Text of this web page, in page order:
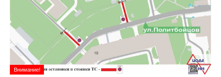
Внимание!